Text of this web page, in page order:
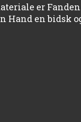
er
Hand en bidsk